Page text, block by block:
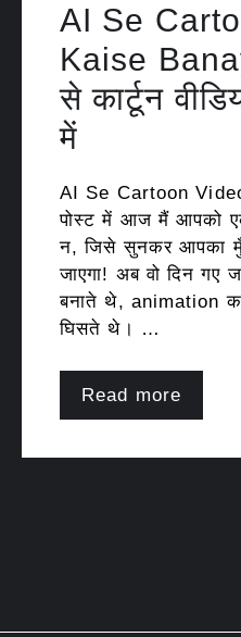
AI Se
Kaise
से कार्टून
में
AI Se Cartoon
पोस्ट में आज मैं आपको
न, जिसे सुनकर आपका
जाएगा! अब वो दिन गए
बनाते थे, animation
घिसते थे। …
Read more